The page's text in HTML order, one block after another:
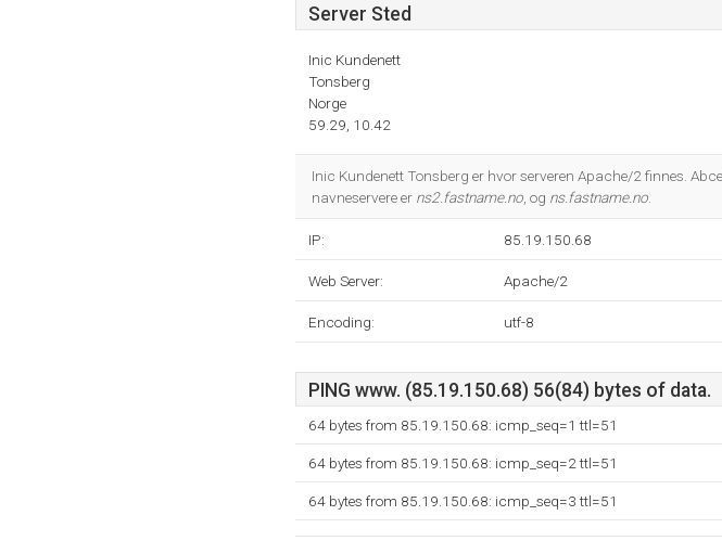
Server Sted
Inic Kundenett
Tonsberg
Norge
59.29, 10.42
Inic Kundenett Tonsberg er hvor serveren Apache/2 finnes.
navneservere er ns2.fastname.no , og ns.fastname.no
IP: 85.19.150.68
Web Server: Apache/2
Encoding: utf-8
PING www. (85.19.150.68) 56(84) bytes of data.
64 bytes from 85.19.150.68: icmp_seq=1 ttl=51
64 bytes from 85.19.150.68: icmp_seq=2 ttl=51
64 bytes from 85.19.150.68: icmp_seq=3 ttl=51